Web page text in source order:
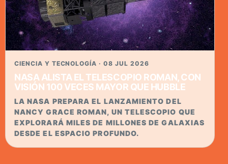
CIENCIA Y TECNOLOGÍA · 08 JUL 2026
NASA ALISTA EL TELESCOPIO ROMAN, CON
VISIÓN 100 VECES MAYOR QUE HUBBLE
LA NASA PREPARA EL LANZAMIENTO DEL
NANCY GRACE ROMAN, UN TELESCOPIO QUE
EXPLORARÁ MILES DE MILLONES DE GALAXIAS
DESDE EL ESPACIO PROFUNDO.